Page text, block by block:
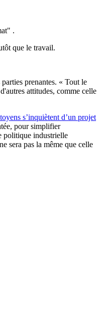
.
que le travail.
prenantes. « Tout le
attitudes, comme celle
s’inquiètent d’un projet
pour simplifier
politique industrielle
sera pas la même que celle